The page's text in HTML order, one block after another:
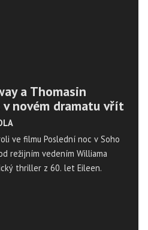
a Thomasin
novém dramatu vřít
ve filmu Poslední noc v Soho
režijním vedením Williama
thriller z 60. let Eileen.